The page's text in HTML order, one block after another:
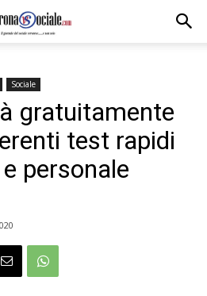
Sociale
gratuitamente
test rapidi
personale